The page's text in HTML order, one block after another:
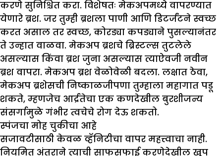
करणे सुनिश्चित करा. विशेषतः मेकअपमध्ये वापरण्यात
येणारे ब्रश. जर तुम्ही ब्रशला पाणी आणि डिटर्जंटने स्वच्छ
करत असाल तर स्वच्छ, कोरड्या कपड्याने पुसल्यानंतर
ते उन्हात वाळवा. मेकअप ब्रशचे ब्रिस्टल्स तुटलेले
असल्यास किंवा ब्रश जुना असल्यास त्याऐवजी नवीन
ब्रश वापरा. मेकअप ब्रश वेळोवेळी बदला. लक्षात ठेवा,
मेकअप ब्रशेसची निष्काळजीपणा तुम्हाला महागात पडू
शकते, म्हणजेच आर्द्रतेचा एक कणदेखील बुरशीजन्य
संसर्गामुळे गंभीर त्वचेचे रोग देऊ शकतो.
स्पंजचा मोह चुकीचा आहे
सजावटीसाठी केवळ व्हॅनिटीचा वापर महत्त्वाचा नाही.
नियमित अंतराने त्याची साफसफाई करणेदेखील खूप